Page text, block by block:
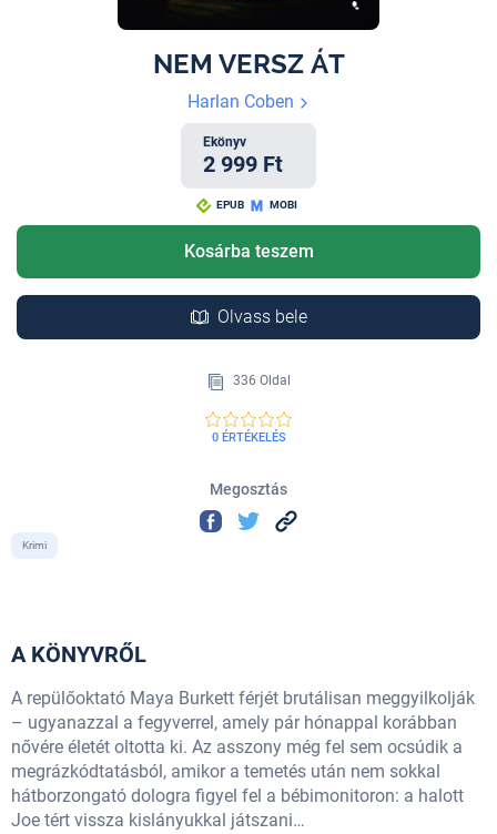
NEM VERSZ ÁT
Harlan Coben
Ekönyv
2 999 Ft
EPUB MOBI
Kosárba teszem
Olvass bele
336 Oldal
0 ÉRTÉKELÉS
Megosztás
Krimi
A KÖNYVRŐL
A repülőoktató Maya Burkett férjét brutálisan meggyilkolják
– ugyanazzal a fegyverrel, amely pár hónappal korábban
nővére életét oltotta ki. Az asszony még fel sem ocsúdik a
megrázkódtatásból, amikor a temetés után nem sokkal
hátborzongató dologra figyel fel a bébimonitoron: a halott
Joe tért vissza kislányukkal játszani…